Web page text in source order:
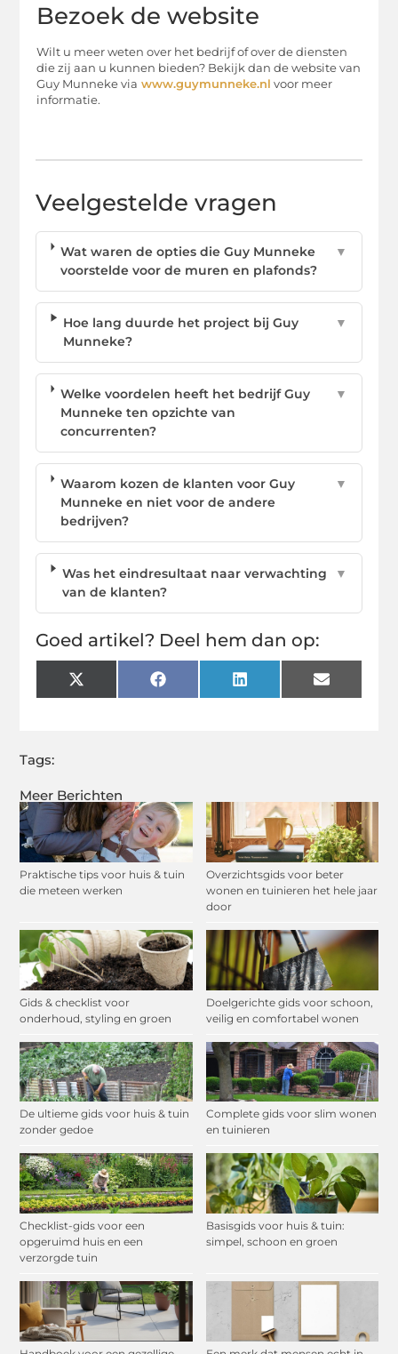
Meer Berichten
Praktische tips voor huis & tuin
die meteen werken
Overzichtsgids voor beter
wonen en tuinieren het hele jaar
door
Gids & checklist voor
onderhoud, styling en groen
Doelgerichte gids voor schoon,
veilig en comfortabel wonen
De ultieme gids voor huis & tuin
zonder gedoe
Complete gids voor slim wonen
en tuinieren
Checklist-gids voor een
opgeruimd huis en een
verzorgde tuin
Basisgids voor huis & tuin:
simpel, schoon en groen
Bezoek de website
Wilt u meer weten over het bedrijf of over de diensten
die zij aan u kunnen bieden? Bekijk dan de website van
Guy Munneke via www.guymunneke.nl voor meer
informatie.
Veelgestelde vragen
Wat waren de opties die Guy Munneke
voorstelde voor de muren en plafonds?
▼
Hoe lang duurde het project bij Guy
Munneke?
▼
Welke voordelen heeft het bedrijf Guy
Munneke ten opzichte van
concurrenten?
▼
Waarom kozen de klanten voor Guy
Munneke en niet voor de andere
bedrijven?
▼
Was het eindresultaat naar verwachting
van de klanten?
▼
Goed artikel? Deel hem dan op:
X
(Twitter)
Facebook LinkedIn Email
Tags: